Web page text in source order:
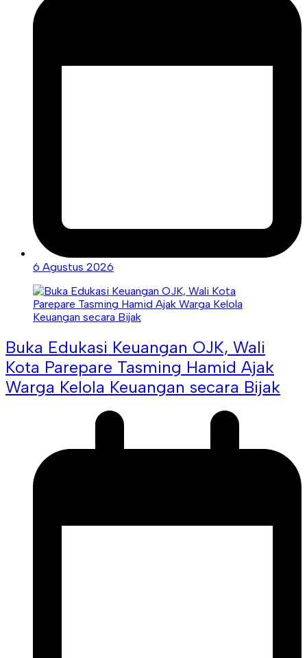
6 Agustus 2026
Buka Edukasi Keuangan OJK, Wali
Kota Parepare Tasming Hamid Ajak
Warga Kelola Keuangan secara Bijak